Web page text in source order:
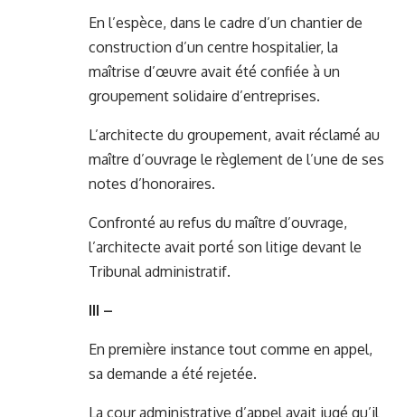
En l’espèce, dans le cadre d’un chantier de
construction d’un centre hospitalier, la
maîtrise d’œuvre avait été confiée à un
groupement solidaire d’entreprises.
L’architecte du groupement, avait réclamé au
maître d’ouvrage le règlement de l’une de ses
notes d’honoraires.
Confronté au refus du maître d’ouvrage,
l’architecte avait porté son litige devant le
Tribunal administratif.
III –
En première instance tout comme en appel,
sa demande a été rejetée.
La cour administrative d’appel avait jugé qu’il